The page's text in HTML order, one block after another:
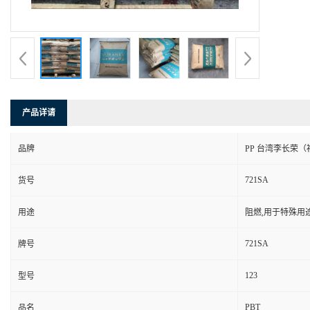
产品详请
品牌 PP 台湾李长荣（
货号 721SA
用途 阻燃,用于特殊用
牌号 721SA
型号 123
品名 PBT